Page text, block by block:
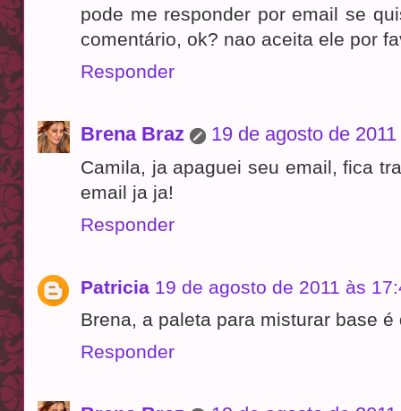
pode me responder por email se
comentário, ok? nao aceita ele por
Responder
Brena Braz 19 de agosto de
Camila, ja apaguei seu email, fica
email ja ja!
Responder
Patricia 19 de agosto de 2011 às
Brena, a paleta para misturar base
Responder